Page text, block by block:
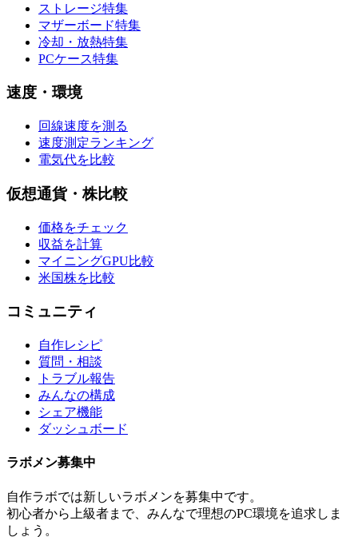
ストレージ特集
マザーボード特集
冷却・放熱特集
PCケース特集
速度・環境
回線速度を測る
速度測定ランキング
電気代を比較
仮想通貨・株比較
価格をチェック
収益を計算
マイニングGPU比較
米国株を比較
コミュニティ
自作レシピ
質問・相談
トラブル報告
みんなの構成
シェア機能
ダッシュボード
ラボメン募集中
自作ラボでは新しいラボメンを募集中です。
初心者から上級者まで、みんなで理想のPC環境を追求しま
しょう。